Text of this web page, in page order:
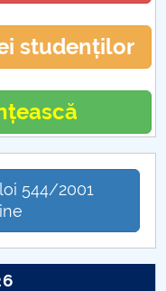
studenților
544/2001